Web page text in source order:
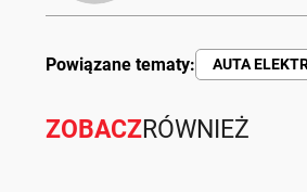
Powiązane tematy: AUTA
ZOBACZRÓWNIEŻ